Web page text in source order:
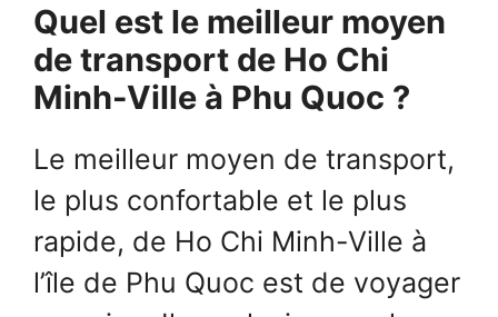
Quel est le meilleur moyen
de transport de Ho Chi
Minh-Ville à Phu Quoc ?
Le meilleur moyen de transport,
le plus confortable et le plus
rapide, de Ho Chi Minh-Ville à
l’île de Phu Quoc est de voyager